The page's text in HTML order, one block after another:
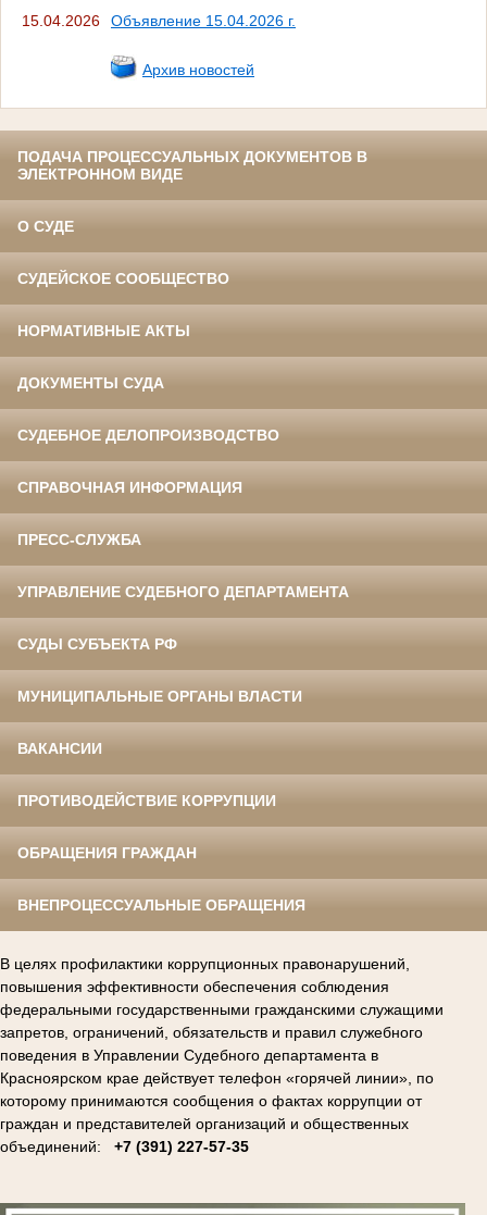
15.04.2026 Объявление 15.04.2026 г.
Архив новостей
ПОДАЧА ПРОЦЕССУАЛЬНЫХ ДОКУМЕНТОВ В
ЭЛЕКТРОННОМ ВИДЕ
О СУДЕ
СУДЕЙСКОЕ СООБЩЕСТВО
НОРМАТИВНЫЕ АКТЫ
ДОКУМЕНТЫ СУДА
СУДЕБНОЕ ДЕЛОПРОИЗВОДСТВО
СПРАВОЧНАЯ ИНФОРМАЦИЯ
ПРЕСС-СЛУЖБА
УПРАВЛЕНИЕ СУДЕБНОГО ДЕПАРТАМЕНТА
СУДЫ СУБЪЕКТА РФ
МУНИЦИПАЛЬНЫЕ ОРГАНЫ ВЛАСТИ
ВАКАНСИИ
ПРОТИВОДЕЙСТВИЕ КОРРУПЦИИ
ОБРАЩЕНИЯ ГРАЖДАН
ВНЕПРОЦЕССУАЛЬНЫЕ ОБРАЩЕНИЯ
В целях профилактики коррупционных правонарушений,
повышения эффективности обеспечения соблюдения
федеральными государственными гражданскими служащими
запретов, ограничений, обязательств и правил служебного
поведения в Управлении Судебного департамента в
Красноярском крае действует телефон «горячей линии», по
которому принимаются сообщения о фактах коррупции от
граждан и представителей организаций и общественных
объединений: +7 (391) 227-57-35